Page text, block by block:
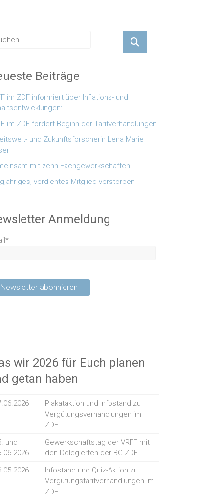
Beiträge
im ZDF informiert über Inflations- und
im ZDF fordert Beginn der Tarifverhandlungen
und Zukunftsforscherin Lena Marie
mit zehn Fachgewerkschaften
verdientes Mitglied verstorben
Anmeldung
wir 2026 für Euch planen
getan haben
Plakataktion und Infostand zu
Vergütungsverhandlungen im
ZDF.
und
Gewerkschaftstag der VRFF mit
den Delegierten der BG ZDF.
Infostand und Quiz-Aktion zu
Vergütungstarifverhandlungen im
ZDF.